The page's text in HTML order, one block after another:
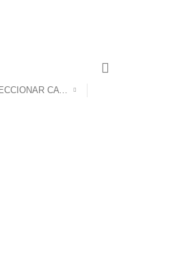
SELECCIONAR CATEGORÍA